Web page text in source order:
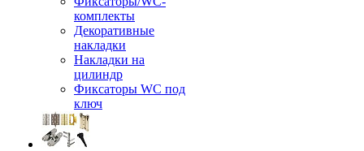
комплекты
Декоративные
накладки
Накладки на
цилиндр
Фиксаторы WC под
ключ